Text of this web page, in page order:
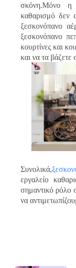
σκόνη.Μόνο η
καθαρισμό δεν
ξεσκονόπανο
ξεσκονόπανο
κουρτίνες και
και να τα βάζετε
Συνολικά,
εργαλείο
σημαντικό ρόλο
να